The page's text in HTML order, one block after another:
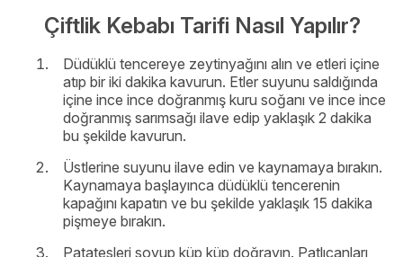
Çiftlik Kebabı Tarifi Nasıl Yapılır?
Düdüklü tencereye zeytinyağını alın ve etleri içine
atıp bir iki dakika kavurun. Etler suyunu saldığında
içine ince ince doğranmış kuru soğanı ve ince ince
doğranmış sarımsağı ilave edip yaklaşık 2 dakika
bu şekilde kavurun.
Üstlerine suyunu ilave edin ve kaynamaya bırakın.
Kaynamaya başlayınca düdüklü tencerenin
kapağını kapatın ve bu şekilde yaklaşık 15 dakika
pişmeye bırakın.
Patatesleri soyup küp küp doğrayın. Patlıcanları